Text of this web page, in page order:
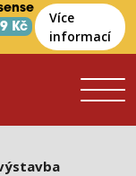
Kč
Více
informací